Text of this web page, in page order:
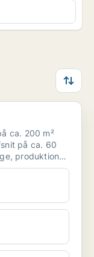
ca. 200 m²
på ca. 60
produktion